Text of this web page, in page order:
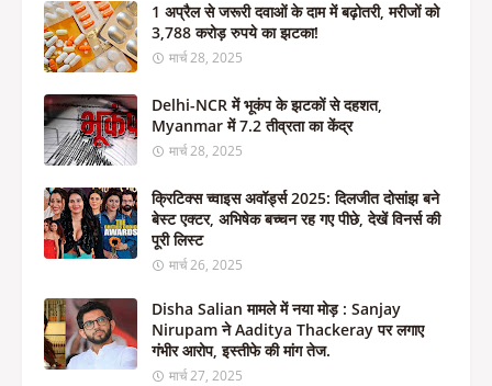
1 अप्रैल से जरूरी दवाओं के दाम में बढ़ोतरी, मरीजों को
3,788 करोड़ रुपये का झटका!
मार्च 28, 2025
Delhi-NCR में भूकंप के झटकों से दहशत,
Myanmar में 7.2 तीव्रता का केंद्र
मार्च 28, 2025
क्रिटिक्स च्वाइस अवॉर्ड्स 2025: दिलजीत दोसांझ बने
बेस्ट एक्टर, अभिषेक बच्चन रह गए पीछे, देखें विनर्स की
पूरी लिस्ट
मार्च 26, 2025
Disha Salian मामले में नया मोड़ : Sanjay
Nirupam ने Aaditya Thackeray पर लगाए
गंभीर आरोप, इस्तीफे की मांग तेज.
मार्च 27, 2025